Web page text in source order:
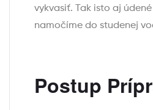
vykvasiť. Tak isto aj
namočíme do studenej
Postup